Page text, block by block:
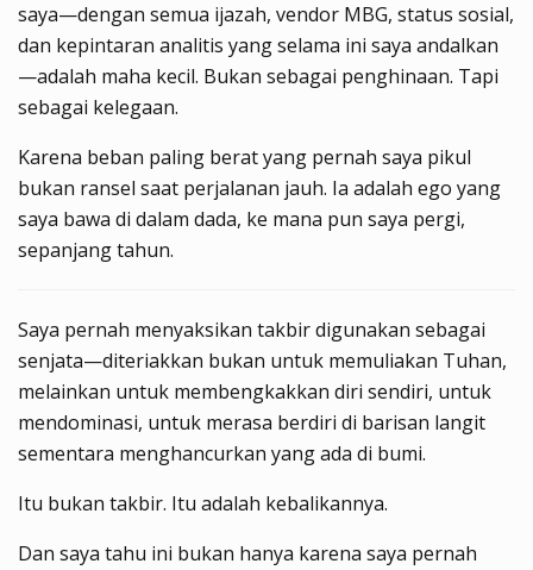
saya—dengan semua ijazah, vendor MBG, status sosial,
dan kepintaran analitis yang selama ini saya andalkan
—adalah maha kecil. Bukan sebagai penghinaan. Tapi
sebagai kelegaan.
Karena beban paling berat yang pernah saya pikul
bukan ransel saat perjalanan jauh. Ia adalah ego yang
saya bawa di dalam dada, ke mana pun saya pergi,
sepanjang tahun.
Saya pernah menyaksikan takbir digunakan sebagai
senjata—diteriakkan bukan untuk memuliakan Tuhan,
melainkan untuk membengkakkan diri sendiri, untuk
mendominasi, untuk merasa berdiri di barisan langit
sementara menghancurkan yang ada di bumi.
Itu bukan takbir. Itu adalah kebalikannya.
Dan saya tahu ini bukan hanya karena saya pernah